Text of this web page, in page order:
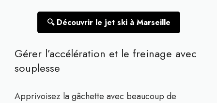
🔍 Découvrir le jet ski à Marseille
Gérer l’accélération et le freinage avec
souplesse
Apprivoisez la gâchette avec beaucoup de